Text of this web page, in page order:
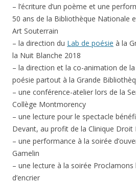
– l’écriture d’un poème et une
50 ans de la Bibliothèque Nationale
Art Souterrain
– la direction du Lab de poésie à la
la Nuit Blanche 2018
– la direction et la co-animation de
poésie partout à la Grande
– une conférence-atelier lors de la
Collège Montmorency
– une lecture pour le spectacle
Devant, au profit de la Clinique Droit
– une performance à la soirée
Gamelin
– une lecture à la soirée
d’encrier